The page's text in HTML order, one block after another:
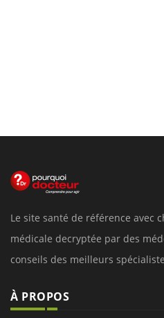
Le site santé de référence avec
médicale decryptée par des
conseils des meilleurs
À PROPOS